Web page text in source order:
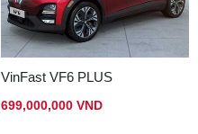
VinFast VF6 PLUS
699,000,000 VND